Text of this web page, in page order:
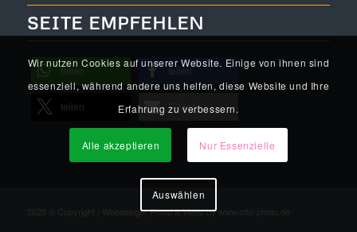
SEITE EMPFEHLEN
teilen teilen
teilen E-Mail
2025 © Copyright | Webdesign, Photo & Video by www.otto-photo.de
Wir nutzen Cookies auf unserer Website. Einige von ihnen sind
essenziell, während andere uns helfen, diese Website und Ihre
Erfahrung zu verbessern.
Alle akzeptieren Nur Essenzielle
Auswählen